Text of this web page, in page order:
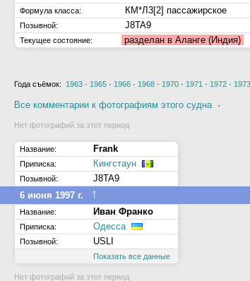
Формула класса: КМ*Л3[2] пассажирское
Позывной: J8TA9
Текущее состояние: разделан в Аланге (Индия)
Года съёмок: 1963 · 1965 · 1966 · 1968 · 1970 · 1971 · 1972 · 1973
Все комментарии к фотографиям этого судна·
Нет фотографий за этот период
Название: Frank
Приписка: Кингстаун
Позывной:
J8TA9
6 июня 1997 г. ↑
Название: Иван Франко
Приписка: Одесса
Позывной: USLI
Показать все данные
Нет фотографий за этот период